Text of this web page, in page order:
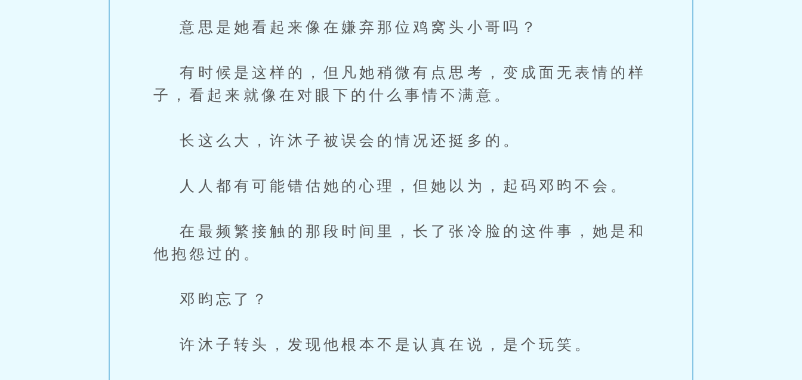
意思是她看起来像在嫌弃那位鸡窝头小哥吗？
有时候是这样的，但凡她稍微有点思考，变成面无表情的样
子，看起来就像在对眼下的什么事情不满意。
长这么大，许沐子被误会的情况还挺多的。
人人都有可能错估她的心理，但她以为，起码邓昀不会。
在最频繁接触的那段时间里，长了张冷脸的这件事，她是和
他抱怨过的。
邓昀忘了？
许沐子转头，发现他根本不是认真在说，是个玩笑。